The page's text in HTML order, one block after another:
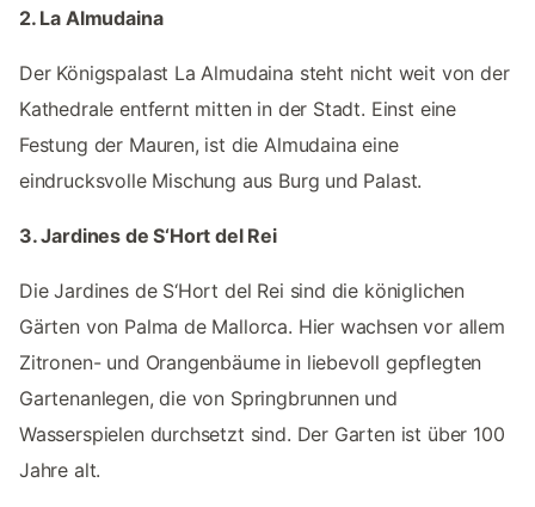
2. La Almudaina
Der Königspalast La Almudaina steht nicht weit von der
Kathedrale entfernt mitten in der Stadt. Einst eine
Festung der Mauren, ist die Almudaina eine
eindrucksvolle Mischung aus Burg und Palast.
3. Jardines de S‘Hort del Rei
Die Jardines de S‘Hort del Rei sind die königlichen
Gärten von Palma de Mallorca. Hier wachsen vor allem
Zitronen- und Orangenbäume in liebevoll gepflegten
Gartenanlegen, die von Springbrunnen und
Wasserspielen durchsetzt sind. Der Garten ist über 100
Jahre alt.